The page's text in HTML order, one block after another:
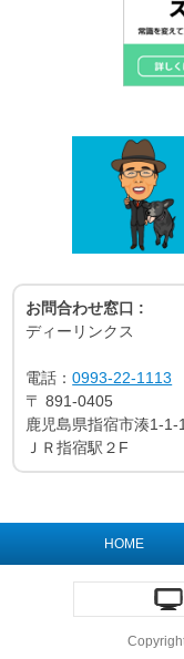
お問合わせ窓口 :
ディーリンクス
電話：0993-22-1113
〒891-0405
鹿児島県指宿市湊1-1-
ＪＲ指宿駅２F
HOME